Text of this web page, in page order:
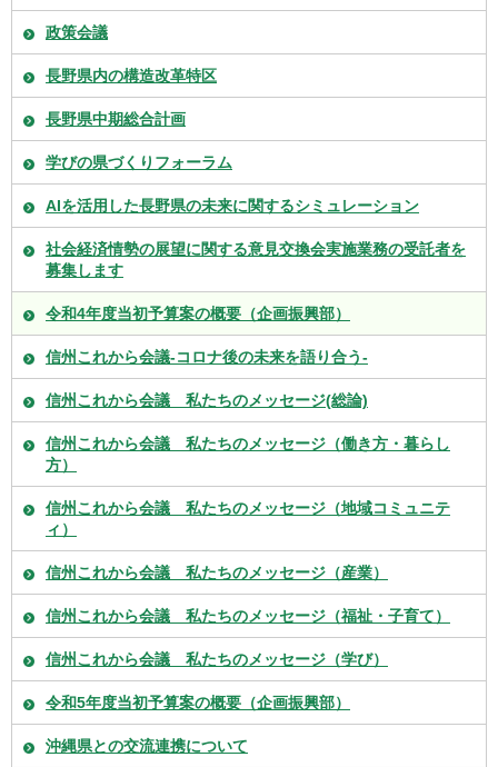
政策会議
長野県内の構造改革特区
長野県中期総合計画
学びの県づくりフォーラム
AIを活用した長野県の未来に関するシミュレーション
社会経済情勢の展望に関する意見交換会実施業務の受託者を
募集します
令和4年度当初予算案の概要（企画振興部）
信州これから会議-コロナ後の未来を語り合う-
信州これから会議 私たちのメッセージ(総論)
信州これから会議 私たちのメッセージ（働き方・暮らし
方）
信州これから会議 私たちのメッセージ（地域コミュニテ
ィ）
信州これから会議 私たちのメッセージ（産業）
信州これから会議 私たちのメッセージ（福祉・子育て）
信州これから会議 私たちのメッセージ（学び）
令和5年度当初予算案の概要（企画振興部）
沖縄県との交流連携について